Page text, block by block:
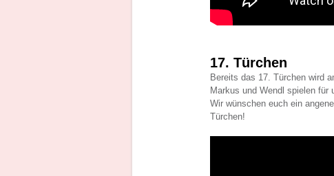
17. Türchen
Bereits das 17. Türchen wird
Markus und Wendl spielen für
Wir wünschen euch ein
Türchen!